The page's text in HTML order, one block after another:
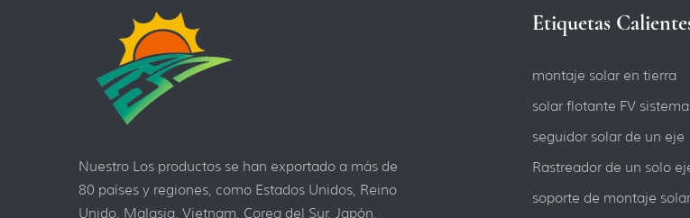
Nuestro Los productos se han exportado a más de
80 países y regiones, como Estados Unidos, Reino
Unido, Malasia, Vietnam, Corea del Sur, Japón,
Etiquetas
montaje solar en tierra
solar flotante FV
seguidor solar de un eje
Rastreador de un solo
soporte de montaje